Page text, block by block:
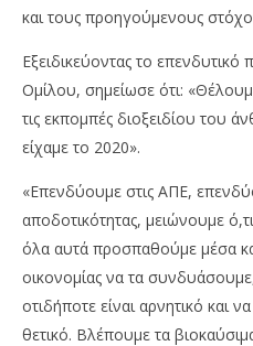
και τους προηγούμενους
Εξειδικεύοντας το
Ομίλου, σημείωσε ότι:
τις εκπομπές διοξειδίου του
είχαμε το 2020».
«Επενδύουμε στις ΑΠΕ,
αποδοτικότητας, μειώνουμε
όλα αυτά προσπαθούμε μέσα
οικονομίας να τα
οτιδήποτε είναι αρνητικό και
θετικό. Βλέπουμε τα